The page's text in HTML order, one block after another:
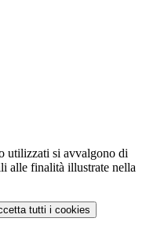
utilizzati si avvalgono di
alle finalità illustrate nella
tutti i cookies